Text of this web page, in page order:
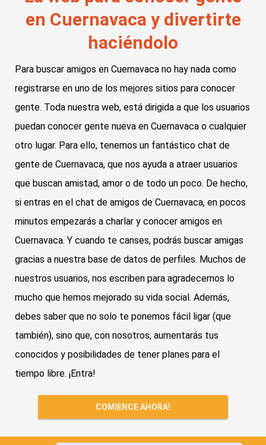
en Cuernavaca y divertirte
haciéndolo
Para buscar amigos en Cuernavaca no hay nada como
registrarse en uno de los mejores sitios para conocer
gente. Toda nuestra web, está dirigida a que los usuarios
puedan conocer gente nueva en Cuernavaca o cualquier
otro lugar. Para ello, tenemos un fantástico chat de
gente de Cuernavaca, que nos ayuda a atraer usuarios
que buscan amistad, amor o de todo un poco. De hecho,
si entras en el chat de amigos de Cuernavaca, en pocos
minutos empezarás a charlar y conocer amigos en
Cuernavaca. Y cuando te canses, podrás buscar amigas
gracias a nuestra base de datos de perfiles. Muchos de
nuestros usuarios, nos escriben para agradecernos lo
mucho que hemos mejorado su vida social. Además,
debes saber que no solo te ponemos fácil ligar (que
también), sino que, con nosotros, aumentarás tus
conocidos y posibilidades de tener planes para el
tiempo libre. ¡Entra!
COMIENCE AHORA!